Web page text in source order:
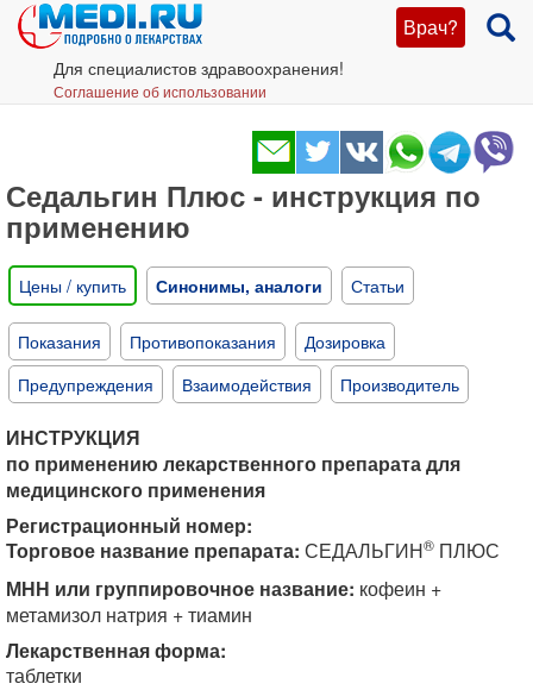
Врач?
Для специалистов здравоохранения!
Соглашение об использовании
Седальгин Плюс - инструкция по
применению
Цены / купить Синонимы, аналоги Статьи
Показания Противопоказания
Дозировка
Предупреждения
Взаимодействия Производитель
ИНСТРУКЦИЯ
по применению лекарственного препарата для
медицинского применения
Регистрационный номер:
Торговое название препарата: СЕДАЛЬГИН® ПЛЮС
МНН или группировочное название: кофеин +
метамизол натрия + тиамин
Лекарственная форма:
таблетки